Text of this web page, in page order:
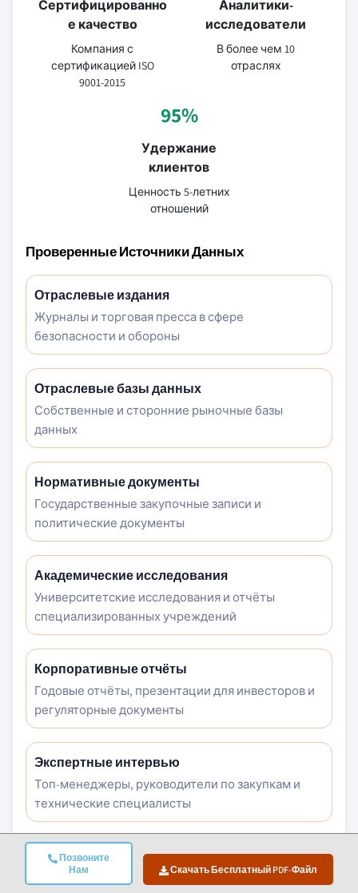
Позвоните
Нам
Скачать Бесплатный PDF-Файл
Сертифицированно
е качество
Компания с
сертификацией ISO
9001-2015
Аналитики-
исследователи
В более чем 10
отраслях
95%
Удержание
клиентов
Ценность 5-летних
отношений
Проверенные Источники Данных
Отраслевые издания
Журналы и торговая пресса в сфере
безопасности и обороны
Отраслевые базы данных
Собственные и сторонние рыночные базы
данных
Нормативные документы
Государственные закупочные записи и
политические документы
Академические исследования
Университетские исследования и отчёты
специализированных учреждений
Корпоративные отчёты
Годовые отчёты, презентации для инвесторов и
регуляторные документы
Экспертные интервью
Топ-менеджеры, руководители по закупкам и
технические специалисты
Архив GMI
Более 13 000 опубликованных исследований по